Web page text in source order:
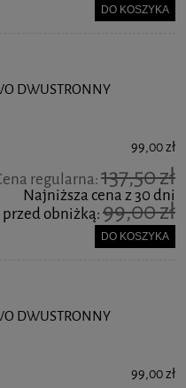
DO KOSZYKA
DWUSTRONNY
99,00 zł
regularna:137,50 zł
Najniższa cena z 30 dni
przed obniżką:99,00 zł
DO KOSZYKA
DWUSTRONNY
99,00 zł